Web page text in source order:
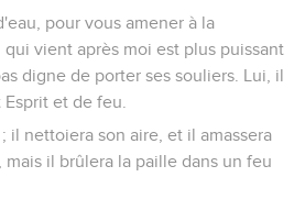
pour vous amener à la
vient après moi est plus puissant
digne de porter ses souliers. Lui, il
et de feu.
il nettoiera son aire, et il amassera
il brûlera la paille dans un feu